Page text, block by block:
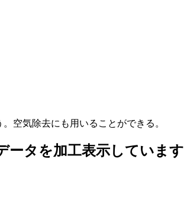
空気除去にも用いることができる。
ータを加工表示しています